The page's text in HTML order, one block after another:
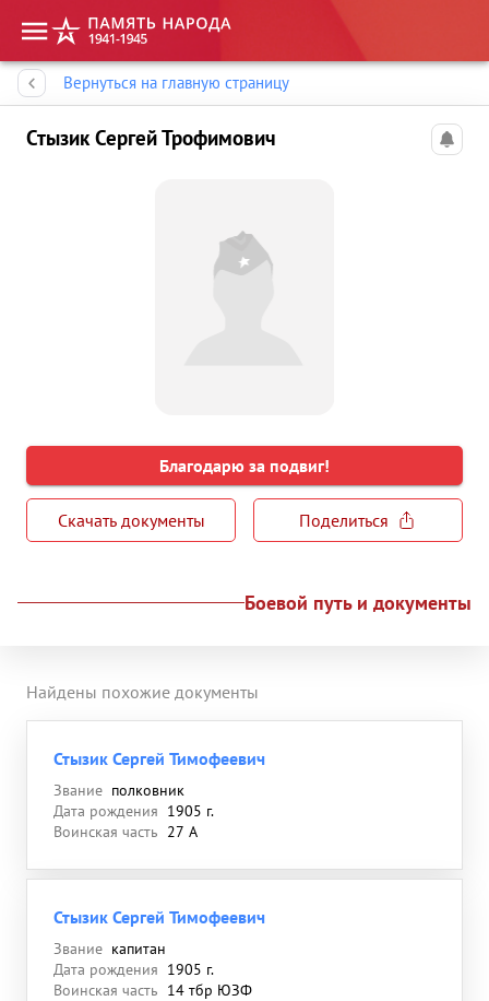
Вернуться на главную страницу
Стызик Сергей Трофимович
Благодарю за подвиг!
Скачать документы Поделиться
Боевой путь и документы
Найдены похожие документы
Стызик Сергей Тимофеевич
Звание полковник
Дата рождения 1905 г.
Воинская часть 27 А
Стызик Сергей Тимофеевич
Звание капитан
Дата рождения 1905 г.
Воинская часть 14 тбр ЮЗФ
Память народа